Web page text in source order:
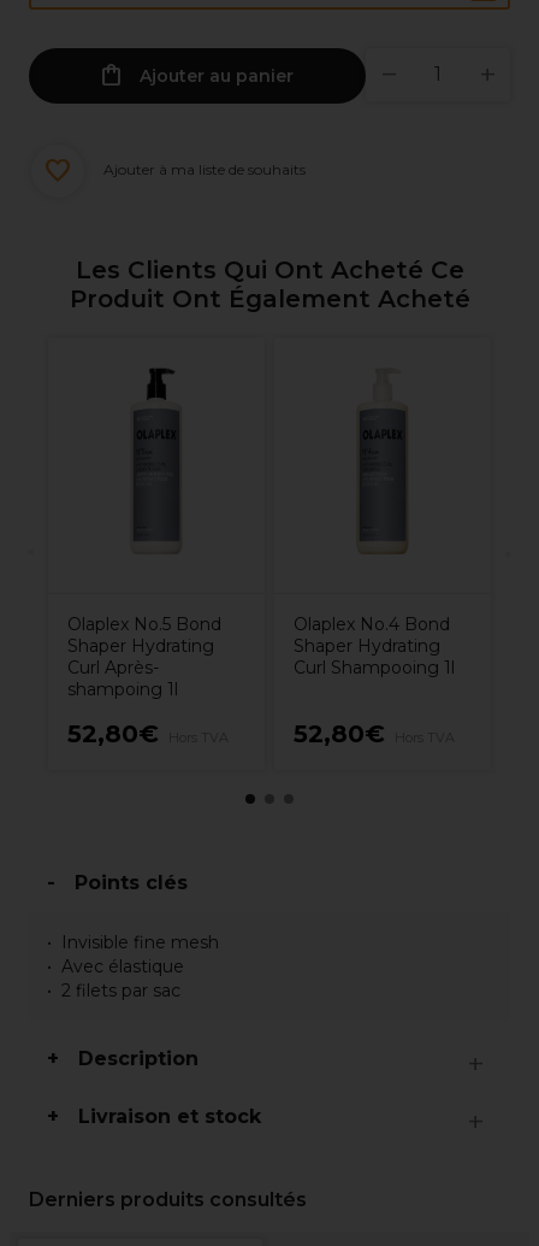
Ajouter au panier
Ajouter à ma liste de souhaits
Les Clients Qui Ont Acheté Ce
Produit Ont Également Acheté
Olaplex No.5 Bond
Shaper Hydrating
Curl Après-
shampoing 1l
52,80€
Olaplex No.4 Bond
Shaper Hydrating
Curl Shampooing 1l
52,80€
Points clés
Invisible fine mesh
Avec élastique
2 filets par sac
Description
Livraison et stock
Derniers produits consultés